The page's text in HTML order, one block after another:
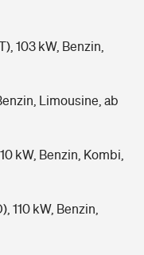
103 kW, Benzin,
Limousine, ab
kW, Benzin, Kombi,
110 kW, Benzin,